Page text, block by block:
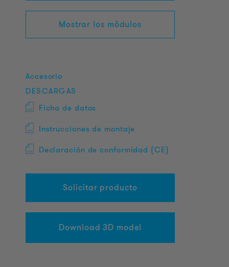
Mostrar los módulos
Accesorio
DESCARGAS
Ficha de datos
Instrucciones de montaje
Declaración de conformidad (CE)
Solicitar producto
Download 3D model